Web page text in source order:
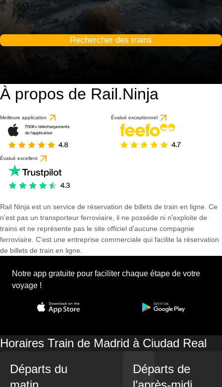
Rechercher des trains
À propos de Rail.Ninja
Meilleure application Évalué exceptionnel
Évalué excellent
Rail Ninja est un service de réservation de billets de train en ligne. Ce
n'est pas un transporteur ferroviaire, il ne possède ni n'exploite de
trains et ne représente pas le site officiel d'aucune compagnie
ferroviaire. C'est une entreprise commerciale qui facilite la réservation
de billets de train en ligne.
Notre app gratuite pour faciliter chaque étape de votre
voyage !
Horaires Train de Madrid à Ciudad Real
Départs du
Départs de